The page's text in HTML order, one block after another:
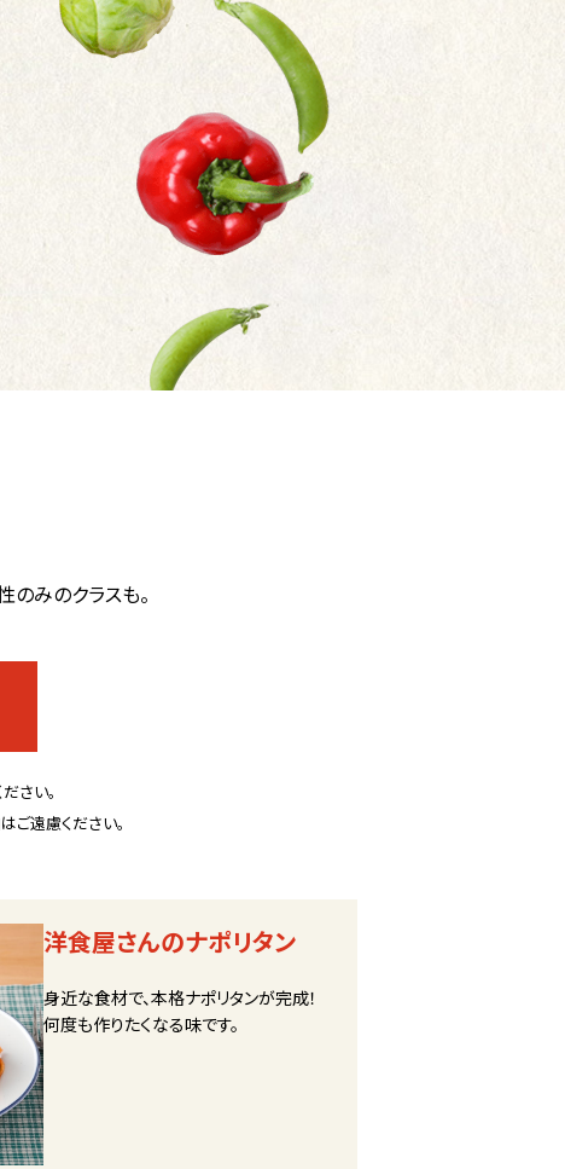
みのクラスも。
さい。
遠慮ください。
洋食屋さんのナポリタン
身近な食材で、本格ナポリタンが完成！
何度も作りたくなる味です。